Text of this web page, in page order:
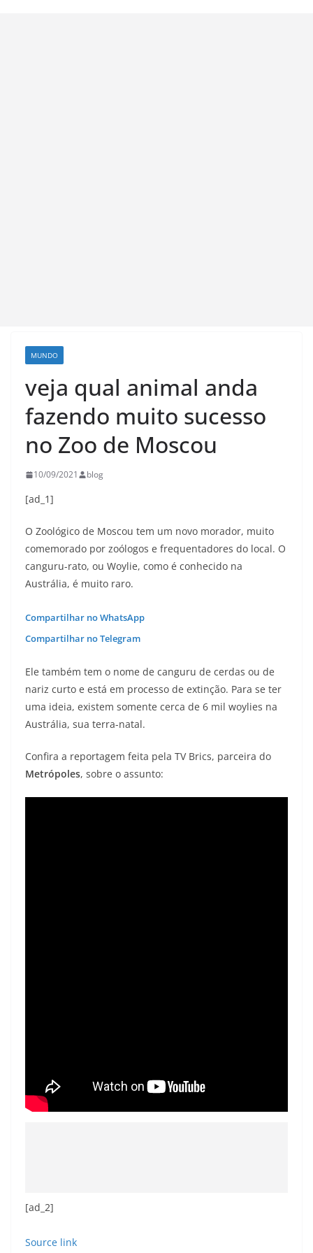
MUNDO
veja qual animal anda
fazendo muito sucesso
no Zoo de Moscou
10/09/2021 blog
[ad_1]
O Zoológico de Moscou tem um novo morador, muito
comemorado por zoólogos e frequentadores do local. O
canguru-rato, ou Woylie, como é conhecido na
Austrália, é muito raro.
Compartilhar no WhatsApp
Compartilhar no Telegram
Ele também tem o nome de canguru de cerdas ou de
nariz curto e está em processo de extinção. Para se ter
uma ideia, existem somente cerca de 6 mil woylies na
Austrália, sua terra-natal.
Confira a reportagem feita pela TV Brics, parceira do
Metrópoles, sobre o assunto:
[ad_2]
Source link